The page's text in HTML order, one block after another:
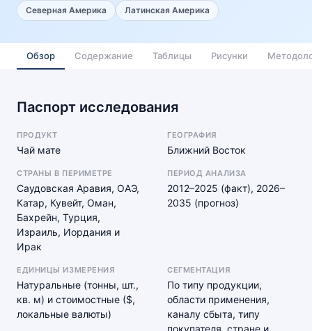
Северная Америка
Латинская Америка
Обзор Содержание Таблицы Рисунки
Паспорт исследования
ПРОДУКТ
Чай мате
ГЕОГРАФИЯ
Ближний Восток
СТРАНЫ В ПЕРИМЕТРЕ
Саудовская Аравия, ОАЭ,
Катар, Кувейт, Оман,
Бахрейн, Турция,
Израиль, Иордания и
Ирак
ПЕРИОД АНАЛИЗА
2012–2025 (факт), 2026–
2035 (прогноз)
ЕДИНИЦЫ ИЗМЕРЕНИЯ
Натуральные (тонны, шт.,
кв. м) и стоимостные ($,
локальные валюты)
СЕГМЕНТАЦИЯ
По типу продукции,
области применения,
каналу сбыта, типу
покупателя, стране и